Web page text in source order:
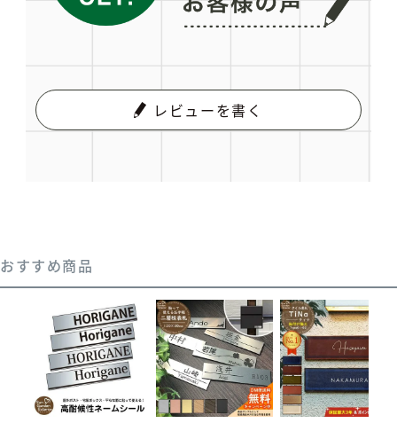
レビューを書く
おすすめ商品